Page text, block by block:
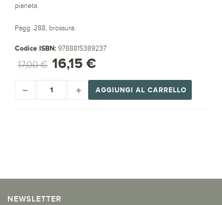
pianeta.
Pagg. 288, brossura.
Codice ISBN: 9788815389237
17,00 € 16,15 €
AGGIUNGI AL CARRELLO
NEWSLETTER